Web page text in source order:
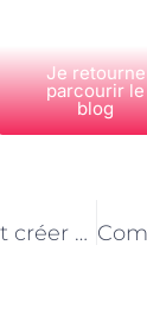
Je retourne
parcourir le
blog
Comment créer des effets de lumière en peinture à Paris